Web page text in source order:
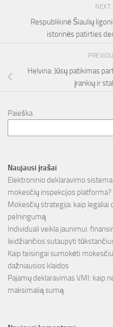
NEXT
Respublikinė Šiaulių
istorinės patirties
Helvina: Jūsų patikimas
įrankių ir
Paieška
Naujausi įrašai
Elektroninio deklaravimo
mokesčių inspekcijos platforma?
Mokesčių strategija: kaip
pelningumą
Individuali veikla jaunimui:
leidžiančios sutaupyti
Kaip teisingai sumokėti
dažniausios klaidos
Pajamų deklaravimas VMI: kaip
maksimalią sumą